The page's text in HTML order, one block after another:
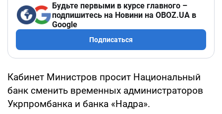
Будьте первыми в курсе главного –
подпишитесь на Новини на OBOZ.UA в
Google
Подписаться
Кабинет Министров просит Национальный
банк сменить временных администраторов
Укрпромбанка и банка «Надра».